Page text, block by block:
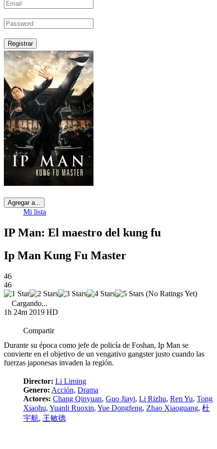
Registrar
Agregar a...
Mi lista
IP Man: El maestro del kung fu
Ip Man Kung Fu Master
46
46
(No Ratings Yet)
Cargando...
1h 24m 2019 HD
Compartir
Durante su época como jefe de policía de Foshan, Ip Man se
convierte en el objetivo de un vengativo gangster justo cuando las
fuerzas japonesas invaden la región.
Director: Li Liming
Genero: Acción, Drama
Actores: Chang Qinyuan, Guo Jiayi, Li Rizhu, Ren Yu, Tong
Xiaohu, Yuanli Ruoxin, Yue Dongfeng, Zhao Xiaoguang, 杜
宇航, 王敏德